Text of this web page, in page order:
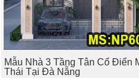
Mẫu Nhà 3 Tầng Tân Cổ Điển
Thái Tại Đà Nẵng